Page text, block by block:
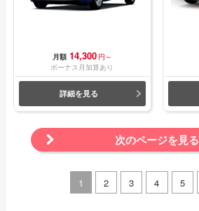
月額 14,300 円～
ボーナス月加算あり
詳細を見る
次のページを見る
1 2 3 4 5